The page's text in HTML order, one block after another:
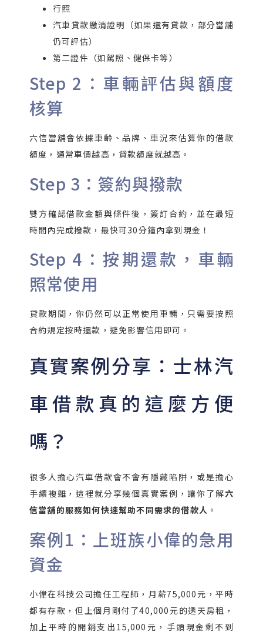
行照
汽車貸款繳清證明（如果還有貸款，部分當舖
仍可評估）
第二證件（如駕照、健保卡等）
Step 2：車輛評估與額度
核算
六信當舖會依據車齡、品牌、車況來估算你的借款
額度，通常車價越高，貸款額度就越高。
Step 3：簽約與撥款
雙方確認借款金額與條件後，簽訂合約，並在最短
時間內完成撥款，最快可30分鐘內拿到現金！
Step 4：按期還款，車輛
照常使用
貸款期間，你仍然可以正常使用車輛，只需要按照
合約規定按時還款，避免影響信用即可。
真實案例分享：士林汽
車借款真的這麼方便
嗎？
很多人擔心汽車借款會不會有隱藏陷阱，或是擔心
手續複雜，這裡就分享幾個真實案例，讓你了解六
信當舖的服務如何快速幫助不同需求的借款人 。
案例1：上班族小偉的急用
資金
小偉在科技公司擔任工程師，月薪75,000元，平時
都有存款，但上個月剛付了40,000元的透天房租，
加上平時的開銷支出15,000元，手頭現金剩不到